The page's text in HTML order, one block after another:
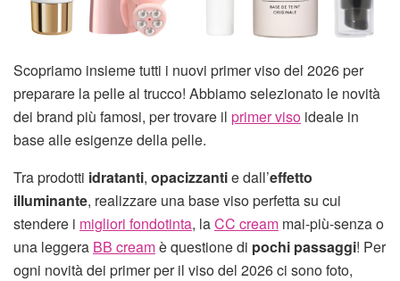
Scopriamo insieme tutti i nuovi primer viso del 2026 per
preparare la pelle al trucco! Abbiamo selezionato le novità
dei brand più famosi, per trovare il primer viso ideale in
base alle esigenze della pelle.
Tra prodotti idratanti, opacizzantie dall’effetto
illuminante, realizzare una base viso perfetta su cui
stendere i migliori fondotinta, laCC cream mai-più-senza o
una leggera BB creamè questione di pochi passaggi! Per
ogni novità dei primer per il viso del 2026 ci sono foto,